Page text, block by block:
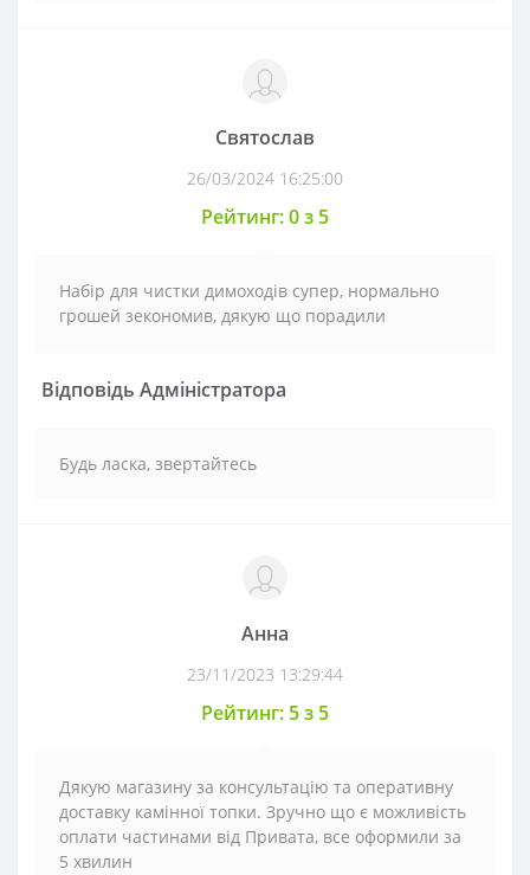
Святослав
26/03/2024 16:25:00
Рейтинг: 0 з 5
Набір для чистки димоходів супер, нормально
грошей зекономив, дякую що порадили
Відповідь Адміністратора
Будь ласка, звертайтесь
Анна
23/11/2023 13:29:44
Рейтинг: 5 з 5
Дякую магазину за консультацію та оперативну
доставку камінної топки. Зручно що є можливість
оплати частинами від Привата, все оформили за
5 хвилин